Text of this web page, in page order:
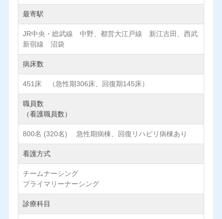
最寄駅
JR中央・総武線 中野、都営大江戸線 新江古田、西武
新宿線 沼袋
病床数
451床 （急性期306床、回復期145床）
職員数
（看護職員数）
800名 (320名) 急性期病棟、回復リハビリ病棟あり
看護方式
チームナーシング
プライマリーナーシング
診療科目